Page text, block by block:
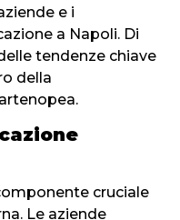
e i
a Napoli. Di
tendenze chiave
della
cruciale
Le aziende